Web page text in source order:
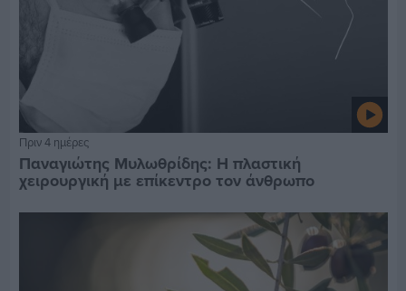
Πριν 4 ημέρες
Παναγιώτης Μυλωθρίδης: Η πλαστική
χειρουργική με επίκεντρο τον άνθρωπο